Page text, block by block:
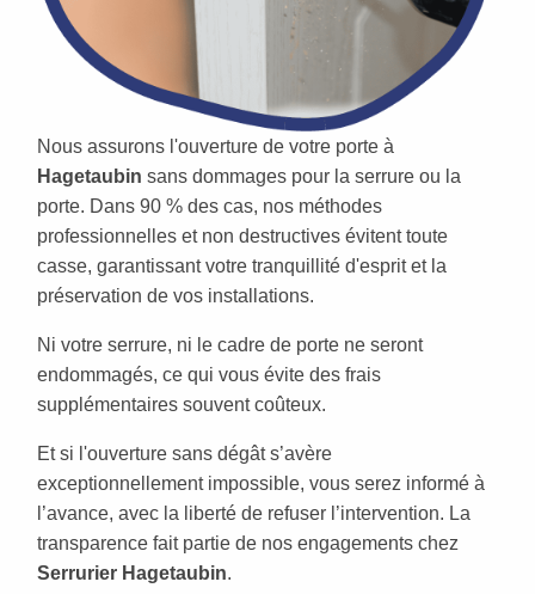
Nous assurons l'ouverture de votre porte à
Hagetaubin sans dommages pour la serrure ou la
porte. Dans 90 % des cas, nos méthodes
professionnelles et non destructives évitent toute
casse, garantissant votre tranquillité d'esprit et la
préservation de vos installations.
Ni votre serrure, ni le cadre de porte ne seront
endommagés, ce qui vous évite des frais
supplémentaires souvent coûteux.
Et si l'ouverture sans dégât s’avère
exceptionnellement impossible, vous serez informé à
l’avance, avec la liberté de refuser l’intervention. La
transparence fait partie de nos engagements chez
Serrurier Hagetaubin.